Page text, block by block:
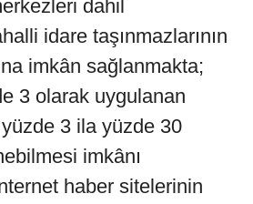
dahil
idare taşınmazlarının
imkân sağlanmakta;
3 olarak uygulanan
3 ila yüzde 30
imkânı
haber sitelerinin